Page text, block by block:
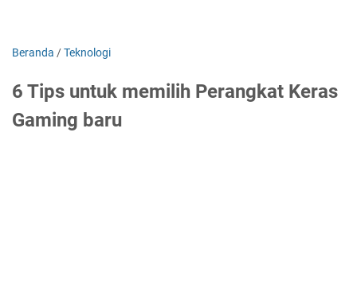
Beranda /Teknologi
6 Tips untuk memilih Perangkat Keras
Gaming baru